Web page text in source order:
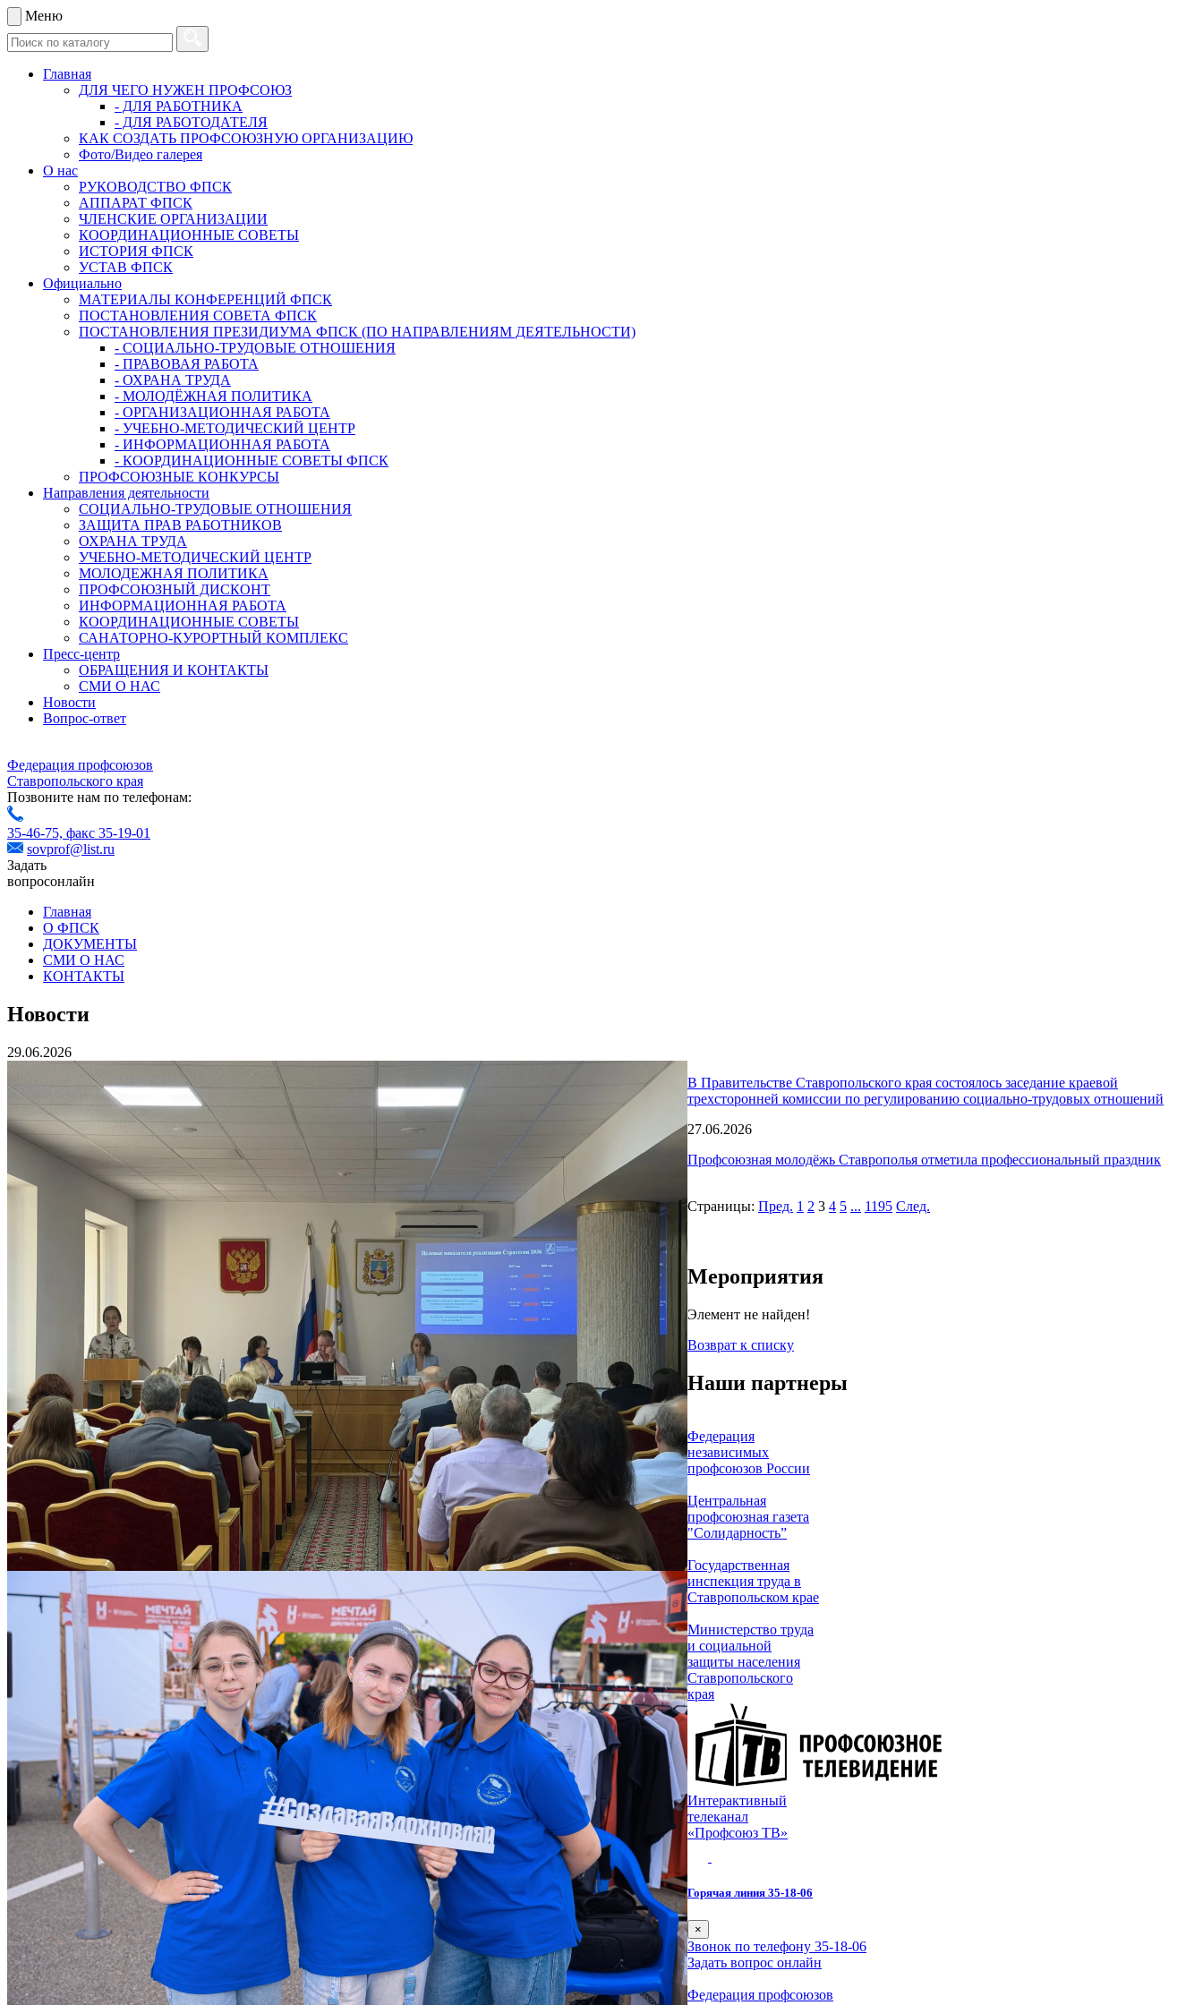
Меню
Главная
ДЛЯ ЧЕГО НУЖЕН ПРОФСОЮЗ
- ДЛЯ РАБОТНИКА
- ДЛЯ РАБОТОДАТЕЛЯ
КАК СОЗДАТЬ ПРОФСОЮЗНУЮ ОРГАНИЗАЦИЮ
Фото/Видео галерея
О нас
РУКОВОДСТВО ФПСК
АППАРАТ ФПСК
ЧЛЕНСКИЕ ОРГАНИЗАЦИИ
КООРДИНАЦИОННЫЕ СОВЕТЫ
ИСТОРИЯ ФПСК
УСТАВ ФПСК
Официально
МАТЕРИАЛЫ КОНФЕРЕНЦИЙ ФПСК
ПОСТАНОВЛЕНИЯ СОВЕТА ФПСК
ПОСТАНОВЛЕНИЯ ПРЕЗИДИУМА ФПСК (ПО НАПРАВЛЕНИЯМ ДЕЯТЕЛЬНОСТИ)
- СОЦИАЛЬНО-ТРУДОВЫЕ ОТНОШЕНИЯ
- ПРАВОВАЯ РАБОТА
- ОХРАНА ТРУДА
- МОЛОДЁЖНАЯ ПОЛИТИКА
- ОРГАНИЗАЦИОННАЯ РАБОТА
- УЧЕБНО-МЕТОДИЧЕСКИЙ ЦЕНТР
- ИНФОРМАЦИОННАЯ РАБОТА
- КООРДИНАЦИОННЫЕ СОВЕТЫ ФПСК
ПРОФСОЮЗНЫЕ КОНКУРСЫ
Направления деятельности
СОЦИАЛЬНО-ТРУДОВЫЕ ОТНОШЕНИЯ
ЗАЩИТА ПРАВ РАБОТНИКОВ
ОХРАНА ТРУДА
УЧЕБНО-МЕТОДИЧЕСКИЙ ЦЕНТР
МОЛОДЕЖНАЯ ПОЛИТИКА
ПРОФСОЮЗНЫЙ ДИСКОНТ
ИНФОРМАЦИОННАЯ РАБОТА
КООРДИНАЦИОННЫЕ СОВЕТЫ
САНАТОРНО-КУРОРТНЫЙ КОМПЛЕКС
Пресс-центр
ОБРАЩЕНИЯ И КОНТАКТЫ
СМИ О НАС
Новости
Вопрос-ответ
Федерация профсоюзов
Ставропольского края
Позвоните нам по телефонам:
35-46-75, факс 35-19-01
sovprof@list.ru
Задать
вопросонлайн
Главная
О ФПСК
ДОКУМЕНТЫ
СМИ О НАС
КОНТАКТЫ
Новости
29.06.2026
В Правительстве Ставропольского края состоялось заседание краевой
трехсторонней комиссии по регулированию социально-трудовых отношений
27.06.2026
Профсоюзная молодёжь Ставрополья отметила профессиональный праздник
Страницы: Пред. 1 2 3 4 5 ... 1195 След.
Мероприятия
Элемент не найден!
Возврат к списку
Наши партнеры
Федерация
независимых
профсоюзов России
Центральная
профсоюзная газета
"Солидарность”
Государственная
инспекция труда в
Ставропольском крае
Министерство труда
и социальной
защиты населения
Ставропольского
края
Интерактивный
телеканал
«Профсоюз ТВ»
Горячая линия 35-18-06
×
Звонок по телефону 35-18-06
Задать вопрос онлайн
Федерация профсоюзов